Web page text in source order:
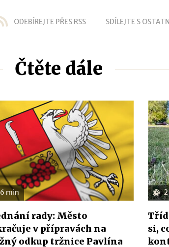
ODEBÍREJTE PŘES RSS SDÍLEJTE S
Čtěte dále
6 min
rady: Město
v přípravách na
odkup tržnice Pavlína
si,